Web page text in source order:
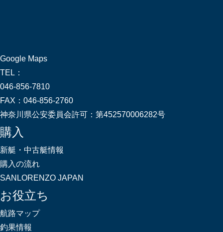
Google Maps
TEL：
046-856-7810
FAX： 046-856-2760
神奈川県公安委員会許可： 第452570006282号
購入
新艇・中古艇情報
購入の流れ
SANLORENZO JAPAN
お役立ち
航路マップ
釣果情報